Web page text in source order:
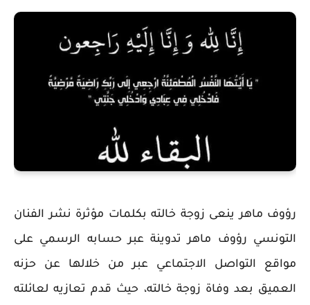
رؤوف ماهر ينعى زوجة خالته بكلمات مؤثرة نشر الفنان
التونسي رؤوف ماهر تدوينة عبر حسابه الرسمي على
مواقع التواصل الاجتماعي عبر من خلالها عن حزنه
العميق بعد وفاة زوجة خالته، حيث قدم تعازيه لعائلته